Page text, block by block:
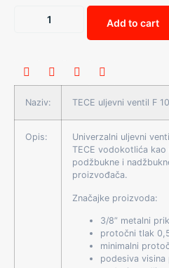
Add to cart
Naziv: TECE uljevni ventil F
Opis:
Univerzalni uljevni
TECE vodokotlića
podžbukne i
proizvođača.
Značajke proizvoda:
3/8” metalni
protočni tlak
minimalni
podesiva visina